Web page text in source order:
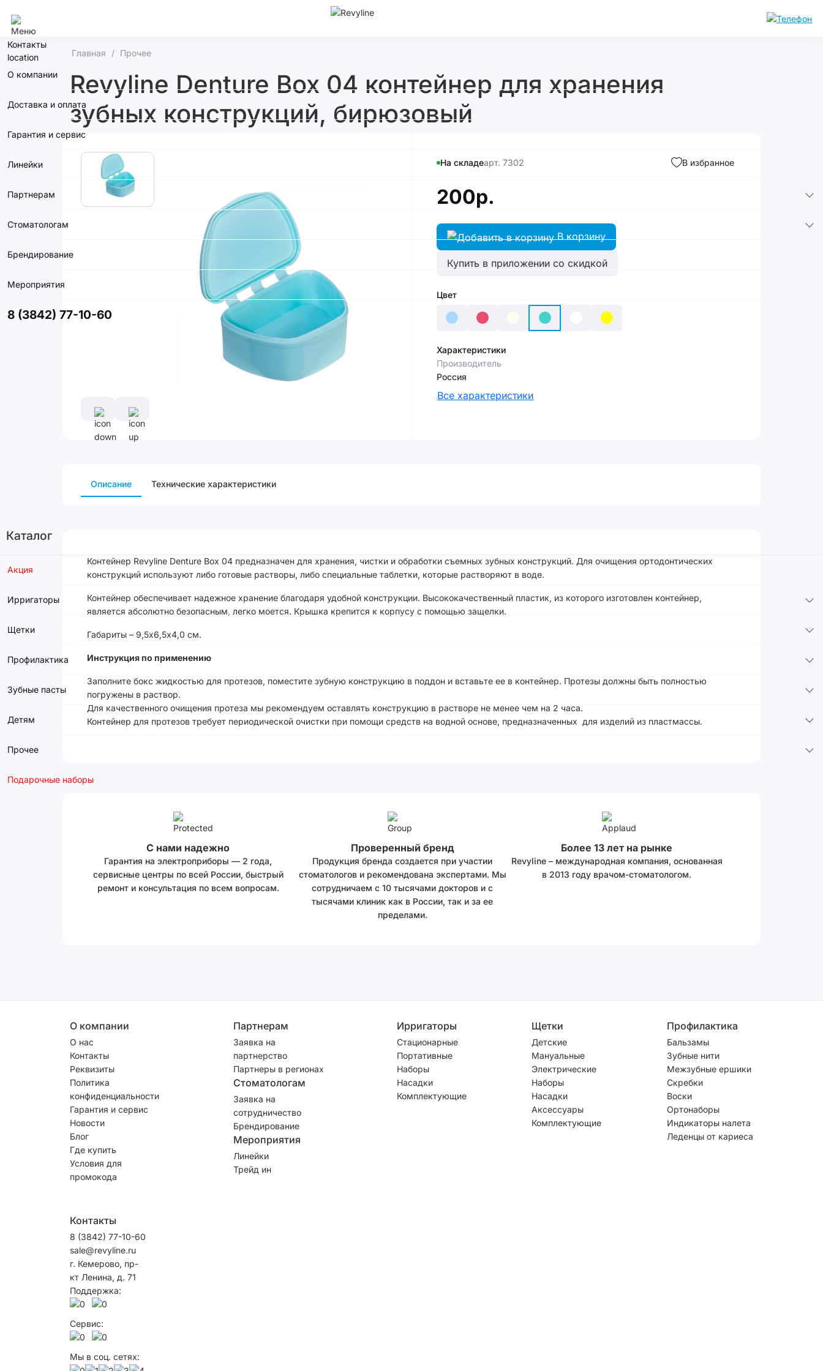
Контакты
О компании
Доставка и оплата
Гарантия и сервис
Линейки
Партнерам
Стоматологам
Брендирование
Мероприятия
8 (3842) 77-10-60
Каталог
Акция
Ирригаторы
Щетки
Профилактика
Зубные пасты
Детям
Прочее
Подарочные наборы
Главная Прочее
Revyline Denture Box 04 контейнер для хранения
зубных конструкций, бирюзовый
На складеарт. 7302 В избранное
200р.
В корзину
Купить в приложении со скидкой
Цвет
Характеристики
Производитель
Россия
Все характеристики
Описание Технические характеристики
Контейнер Revyline Denture Box 04 предназначен для хранения, чистки и обработки съемных зубных конструкций. Для очищения ортодонтических
конструкций используют либо готовые растворы, либо специальные таблетки, которые растворяют в воде.
Контейнер обеспечивает надежное хранение благодаря удобной конструкции. Высококачественный пластик, из которого изготовлен контейнер,
является абсолютно безопасным, легко моется. Крышка крепится к корпусу с помощью защелки.
Габариты – 9,5х6,5х4,0 см.
Инструкция по применению
Заполните бокс жидкостью для протезов, поместите зубную конструкцию в поддон и вставьте ее в контейнер. Протезы должны быть полностью
погружены в раствор.
Для качественного очищения протеза мы рекомендуем оставлять конструкцию в растворе не менее чем на 2 часа.
Контейнер для протезов требует периодической очистки при помощи средств на водной основе, предназначенных для изделий из пластмассы.
С нами надежно
Гарантия на электроприборы — 2 года,
сервисные центры по всей России, быстрый
ремонт и консультация по всем вопросам.
Проверенный бренд
Продукция бренда создается при участии
стоматологов и рекомендована экспертами. Мы
сотрудничаем с 10 тысячами докторов и с
тысячами клиник как в России, так и за ее
пределами.
Более 13 лет на рынке
Revyline – международная компания, основанная
в 2013 году врачом-стоматологом.
О компании
О нас
Контакты
Реквизиты
Политика
конфиденциальности
Гарантия и сервис
Новости
Блог
Где купить
Условия для
промокода
Партнерам
Заявка на
партнерство
Партнеры в регионах
Стоматологам
Заявка на
сотрудничество
Брендирование
Мероприятия
Линейки
Трейд ин
Ирригаторы
Стационарные
Портативные
Наборы
Насадки
Комплектующие
Щетки
Детские
Мануальные
Электрические
Наборы
Насадки
Аксессуары
Комплектующие
Профилактика
Бальзамы
Зубные нити
Межзубные ершики
Скребки
Воски
Ортонаборы
Индикаторы налета
Леденцы от кариеса
Контакты
8 (3842) 77-10-60
sale@revyline.ru
г. Кемерово, пр-
кт Ленина, д. 71
Поддержка:
Сервис:
Мы в соц. сетях: